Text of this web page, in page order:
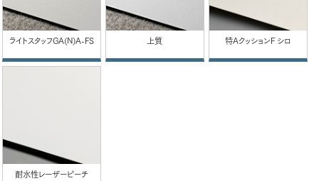
ライトスタッフGA(N)A-FS 上質 特AクッションF シロ
耐水性レーザーピーチ